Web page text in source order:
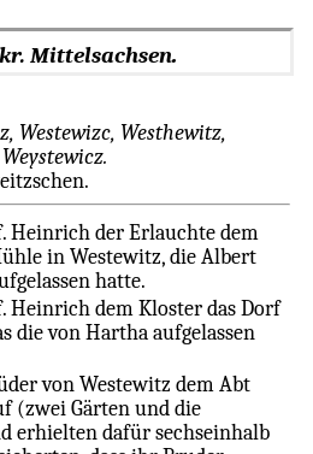
Mittelsachsen.
Westewizc, Westhewitz,
Heinrich der Erlauchte dem
in Westewitz, die Albert
hatte.
Heinrich dem Kloster das Dorf
die von Hartha aufgelassen
von Westewitz dem Abt
(zwei Gärten und die
erhielten dafür sechseinhalb